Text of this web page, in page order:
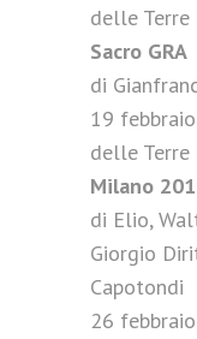
delle Terre
Sacro GRA
di
19
delle Terre
Milano
di Elio,
Giorgio
Capotondi
26